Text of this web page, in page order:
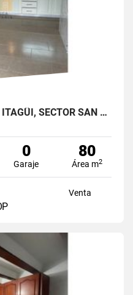
VENDO APARTAMENTO EN ITAGÜI, SECTOR SAN GABRIEL
0
Garaje
80
Área m2
Venta